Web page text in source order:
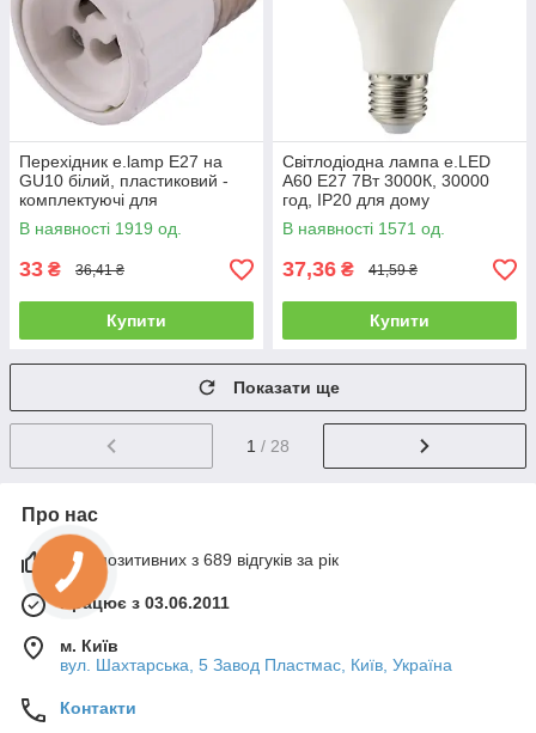
Перехідник e.lamp E27 на
GU10 білий, пластиковий -
комплектуючі для
світильників 12 міс. гарантії
В наявності 1919 од.
33 ₴ 36,41 ₴
Купити
Світлодіодна лампа e.LED
A60 E27 7Вт 3000К, 30000
год, IP20 для дому
В наявності 1571 од.
37,36 ₴ 41,59 ₴
Купити
Показати ще
1 / 28
Про нас
99% позитивних з 689 відгуків за рік
Працює з 03.06.2011
м. Київ
вул. Шахтарська, 5 Завод Пластмас, Київ, Україна
Контакти